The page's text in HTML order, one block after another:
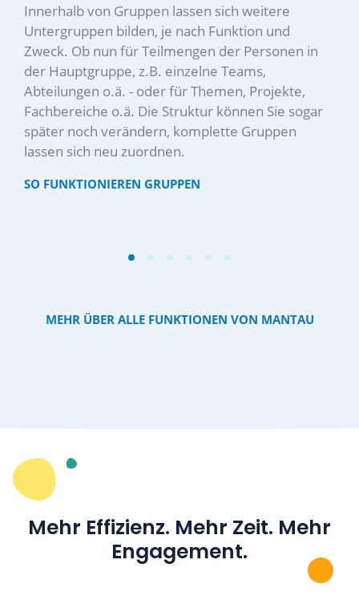
Innerhalb von Gruppen lassen sich weitere
Untergruppen bilden, je nach Funktion und
Zweck. Ob nun für Teilmengen der Personen in
der Hauptgruppe, z.B. einzelne Teams,
Abteilungen o.ä. - oder für Themen, Projekte,
Fachbereiche o.ä. Die Struktur können Sie sogar
später noch verändern, komplette Gruppen
lassen sich neu zuordnen.
SO FUNKTIONIEREN GRUPPEN
MEHR ÜBER ALLE FUNKTIONEN VON MANTAU
Mehr Effizienz. Mehr Zeit. Mehr
Engagement.